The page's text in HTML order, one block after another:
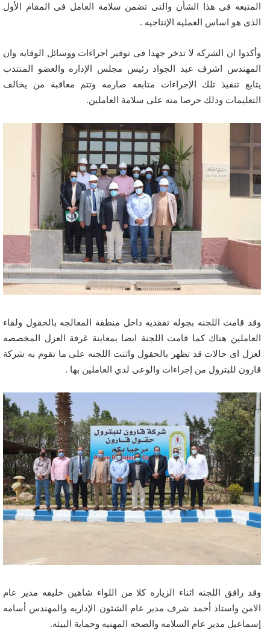
المتبعه فى هذا الشأن والتى تضمن سلامة العامل فى المقام الأول
الذى هو اساس العمليه الإنتاجيه .
وأكدوا ان الشركه لا تدخر جهدا فى توفير اجراءات ووسائل الوقايه وان
المهندس اشرف عبد الجواد رئيس مجلس الإداره والعضو المنتدب
يتابع تنفيذ تلك الإجراءات متابعه صارمه وتتم معاقبة من يخالف
التعليمات وذلك حرصا منه على سلامة العاملين.
وقد قامت اللجنه بجوله تفقديه داخل منطقة المعالجه بالحقول ولقاء
العاملين هناك كما قامت اللجنة ايضا بمعاينة غرفة العزل المخصصه
لعزل اى حالات قد تظهر بالحقول واثنت اللجنه على ما تقوم به شركة
قارون للبترول من إجراءات والوعى لدي العاملين بها .
وقد رافق اللجنه اثناء الزياره كلا من اللواء شاهين خليفه مدير عام
الامن واستاذ أحمد شرف مدير عام الشئون الإداريه والمهندس أسامه
إسماعيل مدير عام السلامه والصحه المهنيه وحماية البيئه.